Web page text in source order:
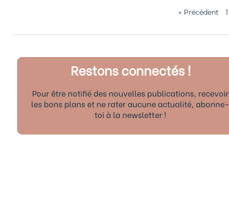
« Précédent 1
Restons connectés !
Pour être notifié des nouvelles publications, recevoir
les bons plans et ne rater aucune actualité, abonne-
toi à la newsletter !